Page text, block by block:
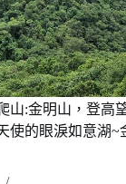
山:金明山，登高
使的眼淚如意湖~